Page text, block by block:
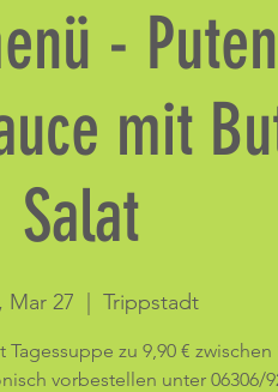
-
mit
Salat
Mar 27 Trippstadt
zu 9,90 € zwischen
vorbestellen unter 06306/